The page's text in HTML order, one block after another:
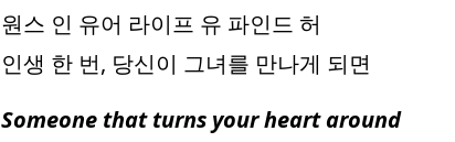
원스 인 유어 라이프 유 파인드 허
인생 한 번, 당신이 그녀를 만나게 되면
Someone that turns your heart around